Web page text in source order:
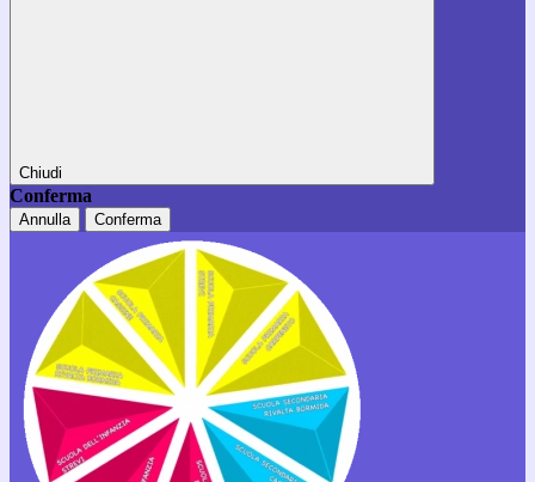
Chiudi
Conferma
Annulla Conferma